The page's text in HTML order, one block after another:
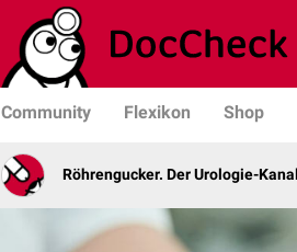
Community Flexikon Shop
Röhrengucker. Der Urologie-Kanal